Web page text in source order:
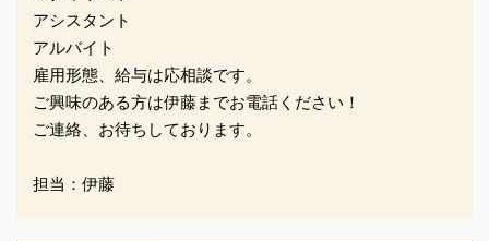
アシスタント
アルバイト
雇用形態、給与は応相談です。
ご興味のある方は伊藤までお電話ください！
ご連絡、お待ちしております。
担当：伊藤